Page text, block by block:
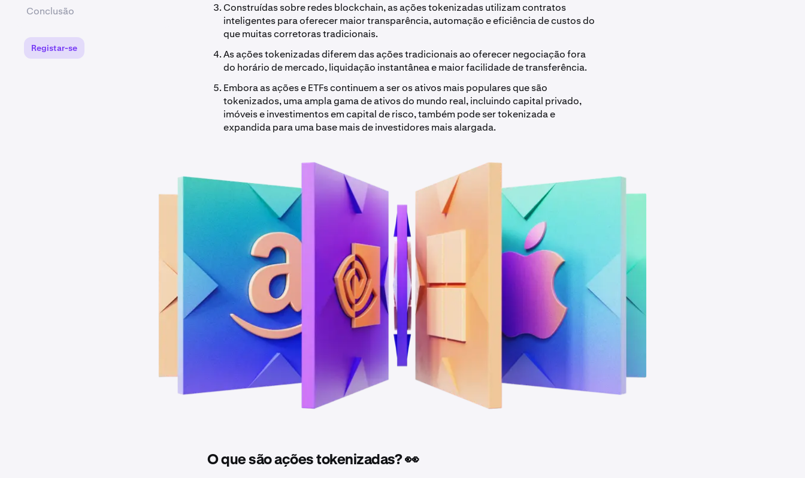
Construídas sobre redes blockchain, as ações tokenizadas utilizam contratos
inteligentes para oferecer maior transparência, automação e eficiência de custos do
que muitas corretoras tradicionais.
As ações tokenizadas diferem das ações tradicionais ao oferecer negociação fora
do horário de mercado, liquidação instantânea e maior facilidade de transferência.
Embora as ações e ETFs continuem a ser os ativos mais populares que são
tokenizados, uma ampla gama de ativos do mundo real, incluindo capital privado,
imóveis e investimentos em capital de risco, também pode ser tokenizada e
expandida para uma base mais de investidores mais alargada.
O que são ações tokenizadas? 👀
Conclusão
Registar-se